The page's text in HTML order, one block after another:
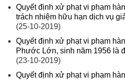
Quyết định xử phạt vi phạm
trách nhiệm hữu hạn dịch vụ
(25-10-2019)
Quyết định xử phạt vi phạm
Phước Lớn, sinh năm 1956 là
(23-10-2019)
Quyết định xử phạt vi phạm